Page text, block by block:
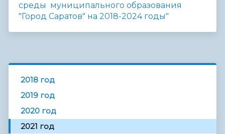
среды муниципального образования
"Город Саратов" на 2018-2024 годы"
2018 год
2019 год
2020 год
2021 год